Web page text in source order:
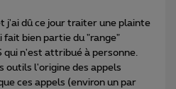
j'ai dû ce jour traiter une plainte
fait bien partie du "range"
qui n'est attribué à personne.
outils l'origine des appels
ces appels (environ un par